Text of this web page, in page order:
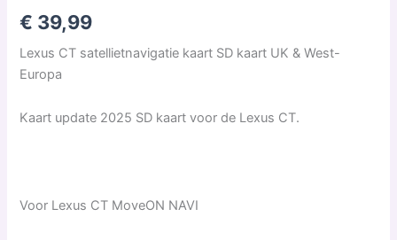
€ 39,99
Lexus CT satellietnavigatie kaart SD kaart UK & West-
Europa
Kaart update 2025 SD kaart voor de Lexus CT.
Voor Lexus CT MoveON NAVI